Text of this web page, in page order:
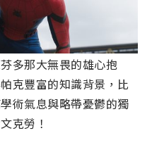
那大無畏的雄心抱
克豐富的知識背景，比
術氣息與略帶憂鬱的獨
克勞！